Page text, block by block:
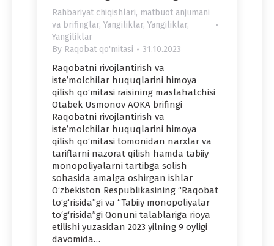
Rahbariyat chiqishlari, matbuot anjumani
va brifinglar, Yangiliklar, Yangiliklar,
Yangiliklar
By Raqobat qo'mitasi 31.10.2023
Raqobatni rivojlantirish va
iste’molchilar huquqlarini himoya
qilish qo‘mitasi raisining maslahatchisi
Otabek Usmonov AOKA brifingi
Raqobatni rivojlantirish va
iste’molchilar huquqlarini himoya
qilish qo‘mitasi tomonidan narxlar va
tariflarni nazorat qilish hamda tabiiy
monopoliyalarni tartibga solish
sohasida amalga oshirgan ishlar
O‘zbekiston Respublikasining “Raqobat
to‘g‘risida”gi va “Tabiiy monopoliyalar
to‘g‘risida”gi Qonuni talablariga rioya
etilishi yuzasidan 2023 yilning 9 oyligi
davomida…